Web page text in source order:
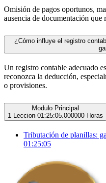
Omisión de pagos oportunos,
ausencia de documentación
¿Cómo influye el registro
Un registro contable adecuado
reconozca la deducción,
o provisiones.
Modulo Principal
1 Leccion 01:25:05.000000 Horas
Tributación de planillas:
01:25:05